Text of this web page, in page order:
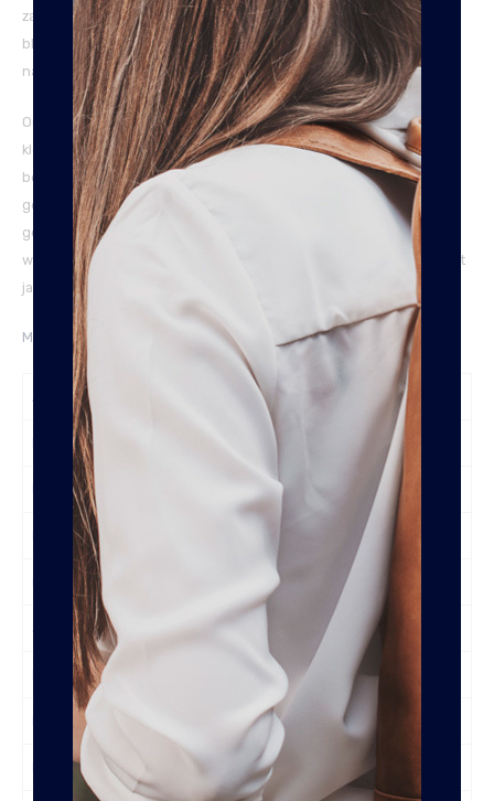
zachte afwerking zorgt ervoor dat de stoffen niet op de huid
blijven liggen, maar in de poriën van de huid trekken waardoor de
natuurlijke vintagelook ontstaat.
Omdat deze leersoort alleen met was wordt bewerkt en niet met
kleur wordt gespoten, is het een erg duurzaam product en
behoudt het zijn kwaliteit en kleur. Wax Pull Up leer wordt
gekenmerkt door een zachte en soepelere structuur. Eventuele
gebruikssporen kun je makkelijk wegwrijven door de speciale
wax behandeling die de tas heeft ondergaan. Zo blijft het product
jarenlang als nieuw.
Meer uitleg over onze leersoorten vindt je hier.
Afneembare Schouderband
Breedte
Lengte 26 cm
Hoogte
Inhoud
Sluiting Hoofdvak Overslag Druksluiting
Ritsvakken Voorzijde 1
Ritsvakken
Ritsvak Achterzijde